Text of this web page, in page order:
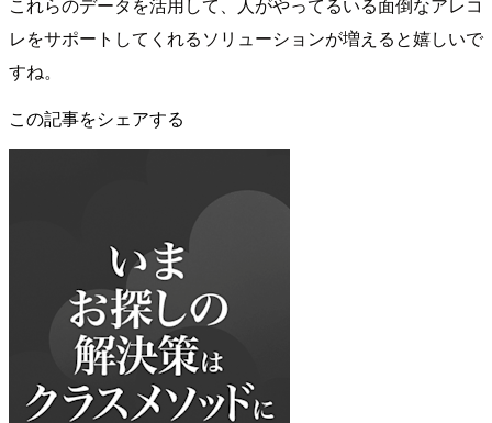
レをサポートしてくれるソリューションが増えると嬉しいで
すね。
この記事をシェアする